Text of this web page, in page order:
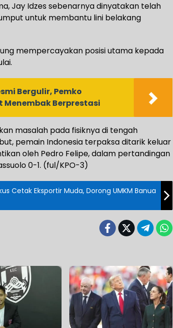
Jay Idzes sebenarnya dinyatakan telah
untuk membantu lini belakang
mempercayakan posisi utama kepada
Bergulir, Pemko
Berprestasi
masalah pada fisiknya di tengah
pemain Indonesia terpaksa ditarik keluar
oleh Pedro Felipe, dalam pertandingan
0-1. (ful/KPO-3)
Cetak Eksportir Muda, Dorong UMKM Banua